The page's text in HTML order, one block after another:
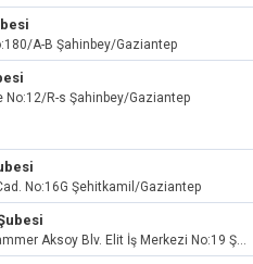
A-B Şahinbey/Gaziantep
No:12/R-s Şahinbey/Gaziantep
No:16G Şehitkamil/Gaziantep
Değirmiçem Mah. Profesör Muammer Aksoy Blv. Elit İş Merkezi No:19 Şehitkamil/Gaziantep